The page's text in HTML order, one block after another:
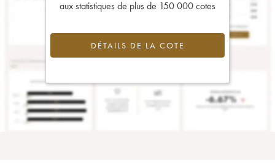
aux statistiques de plus de 150 000 cotes
DÉTAILS DE LA COTE